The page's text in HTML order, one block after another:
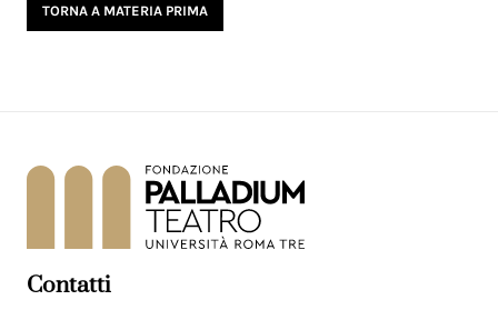
TORNA A MATERIA PRIMA
Contatti